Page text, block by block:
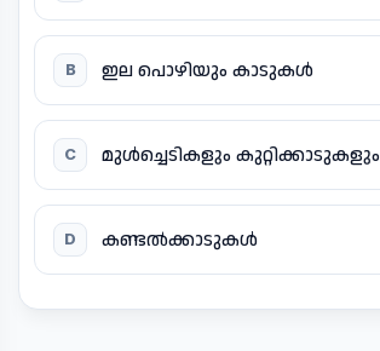
B ഇല പൊഴിയും കാടുകൾ
C മുൾച്ചെടികളും കുറ്റിക്കാടുകളും
D കണ്ടൽക്കാടുകൾ